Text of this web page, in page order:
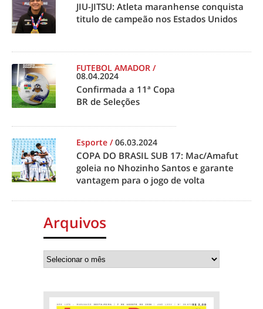
JIU-JITSU: Atleta maranhense conquista
titulo de campeão nos Estados Unidos
FUTEBOL AMADOR /
08.04.2024
Confirmada a 11ª Copa
BR de Seleções
Esporte /06.03.2024
COPA DO BRASIL SUB 17: Mac/Amafut
goleia no Nhozinho Santos e garante
vantagem para o jogo de volta
Arquivos